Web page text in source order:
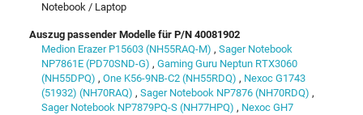
Notebook / Laptop
Auszug passender Modelle für P/N 40081902
Medion Erazer P15603 (NH55RAQ-M) , Sager Notebook
NP7861E (PD70SND-G) , Gaming Guru Neptun RTX3060
(NH55DPQ) , One K56-9NB-C2 (NH55RDQ) , Nexoc G1743
(51932) (NH70RAQ) , Sager Notebook NP7876 (NH70RDQ) ,
Sager Notebook NP7879PQ-S (NH77HPQ) , Nexoc GH7